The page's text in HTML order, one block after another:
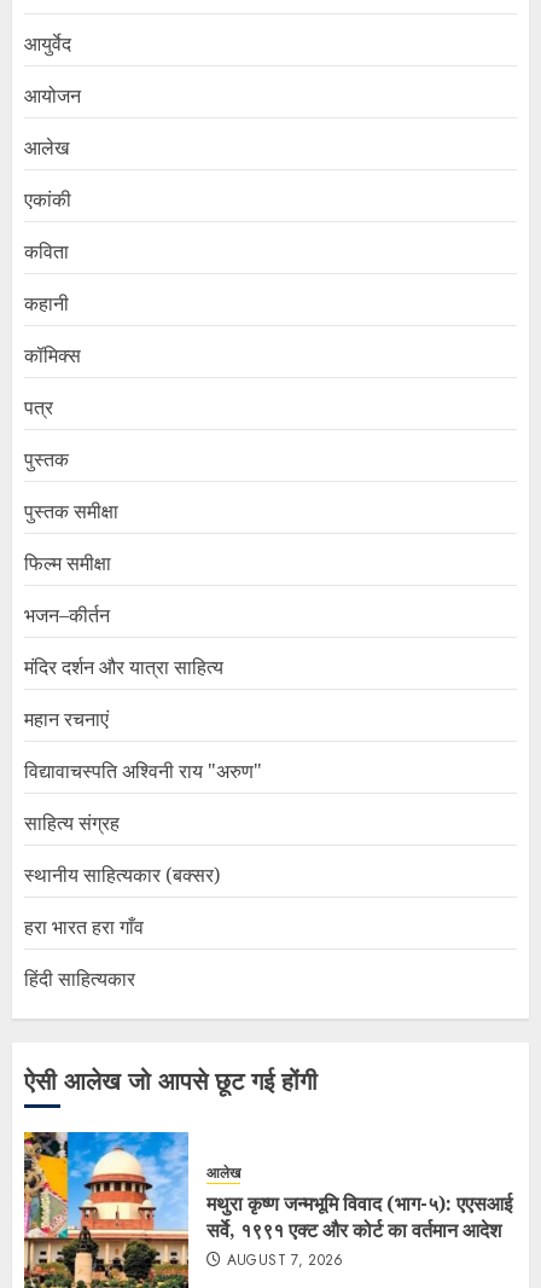
आयुर्वेद
आयोजन
आलेख
एकांकी
कविता
कहानी
कॉमिक्स
पत्र
पुस्तक
पुस्तक समीक्षा
फिल्म समीक्षा
भजन–कीर्तन
मंदिर दर्शन और यात्रा साहित्य
महान रचनाएं
विद्यावाचस्पति अश्विनी राय "अरुण"
साहित्य संग्रह
स्थानीय साहित्यकार (बक्सर)
हरा भारत हरा गाँव
हिंदी साहित्यकार
ऐसी आलेख जो आपसे छूट गई होंगी
आलेख
मथुरा कृष्ण जन्मभूमि विवाद (भाग-५): एएसआई
सर्वे, १९९१ एक्ट और कोर्ट का वर्तमान आदेश
AUGUST 7, 2026